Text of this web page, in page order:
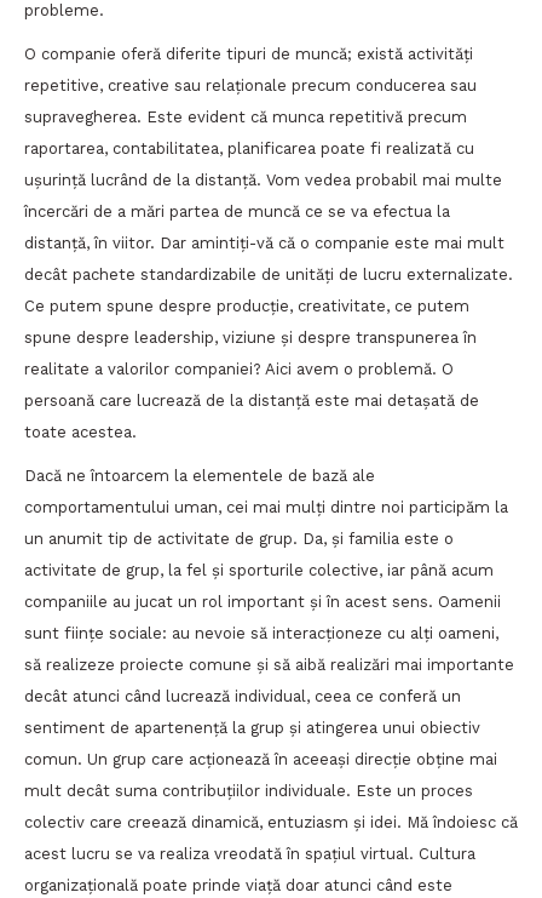
probleme.
O companie oferă diferite tipuri de muncă; există activități
repetitive, creative sau relaționale precum conducerea sau
supravegherea. Este evident că munca repetitivă precum
raportarea, contabilitatea, planificarea poate fi realizată cu
ușurință lucrând de la distanță. Vom vedea probabil mai multe
încercări de a mări partea de muncă ce se va efectua la
distanță, în viitor. Dar amintiți-vă că o companie este mai mult
decât pachete standardizabile de unități de lucru externalizate.
Ce putem spune despre producție, creativitate, ce putem
spune despre leadership, viziune și despre transpunerea în
realitate a valorilor companiei? Aici avem o problemă. O
persoană care lucrează de la distanță este mai detașată de
toate acestea.
Dacă ne întoarcem la elementele de bază ale
comportamentului uman, cei mai mulți dintre noi participăm la
un anumit tip de activitate de grup. Da, și familia este o
activitate de grup, la fel și sporturile colective, iar până acum
companiile au jucat un rol important și în acest sens. Oamenii
sunt ființe sociale: au nevoie să interacționeze cu alți oameni,
să realizeze proiecte comune și să aibă realizări mai importante
decât atunci când lucrează individual, ceea ce conferă un
sentiment de apartenență la grup și atingerea unui obiectiv
comun. Un grup care acționează în aceeași direcție obține mai
mult decât suma contribuțiilor individuale. Este un proces
colectiv care creează dinamică, entuziasm și idei. Mă îndoiesc că
acest lucru se va realiza vreodată în spațiul virtual. Cultura
organizațională poate prinde viață doar atunci când este